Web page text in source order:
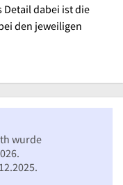
dabei ist die
den jeweiligen
wurde